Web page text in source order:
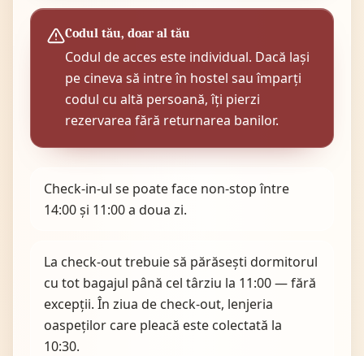
Codul tău, doar al tău
Codul de acces este individual. Dacă lași
pe cineva să intre în hostel sau împarți
codul cu altă persoană, îți pierzi
rezervarea fără returnarea banilor.
Check-in-ul se poate face non-stop între
14:00 și 11:00 a doua zi.
La check-out trebuie să părăsești dormitorul
cu tot bagajul până cel târziu la 11:00 — fără
excepții. În ziua de check-out, lenjeria
oaspeților care pleacă este colectată la
10:30.